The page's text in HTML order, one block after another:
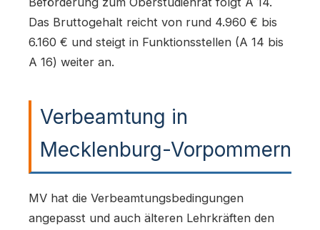
Das Bruttogehalt reicht von rund 4.960 € bis
6.160 € und steigt in Funktionsstellen (A 14 bis
A 16) weiter an.
Verbeamtung in
Mecklenburg-Vorpommern
MV hat die Verbeamtungsbedingungen
angepasst und auch älteren Lehrkräften den